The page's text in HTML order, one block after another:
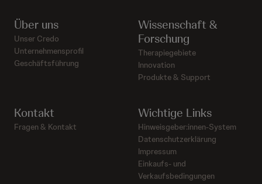
Über uns
Unser Credo
Unternehmensprofil
Geschäftsführung
Wissenschaft &
Forschung
Therapiegebiete
Innovation
Produkte & Support
Kontakt
Fragen & Kontakt
Wichtige Links
Hinweisgeber:innen-System
Datenschutzerklärung
Impressum
Einkaufs- und
Verkaufsbedingungen